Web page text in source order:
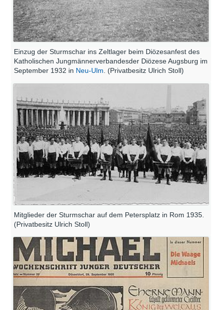
Einzug der Sturmschar ins Zeltlager beim Diözesanfest des
Katholischen Jungmännerverbandesder Diözese Augsburg im
September 1932 in Neu-Ulm. (Privatbesitz Ulrich Stoll)
Mitglieder der Sturmschar auf dem Petersplatz in Rom 1935.
(Privatbesitz Ulrich Stoll)